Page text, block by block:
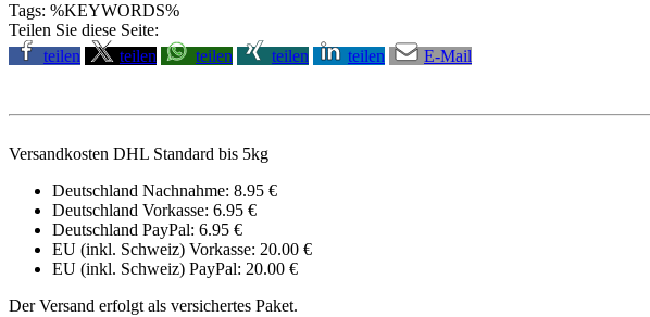
Tags: %KEYWORDS%
Teilen Sie diese Seite:
teilen
teilen teilen teilen teilen E-Mail
Versandkosten DHL Standard bis 5kg
Deutschland Nachnahme: 8.95 €
Deutschland Vorkasse: 6.95 €
Deutschland PayPal: 6.95 €
EU (inkl. Schweiz) Vorkasse: 20.00 €
EU (inkl. Schweiz) PayPal: 20.00 €
Der Versand erfolgt als versichertes Paket.